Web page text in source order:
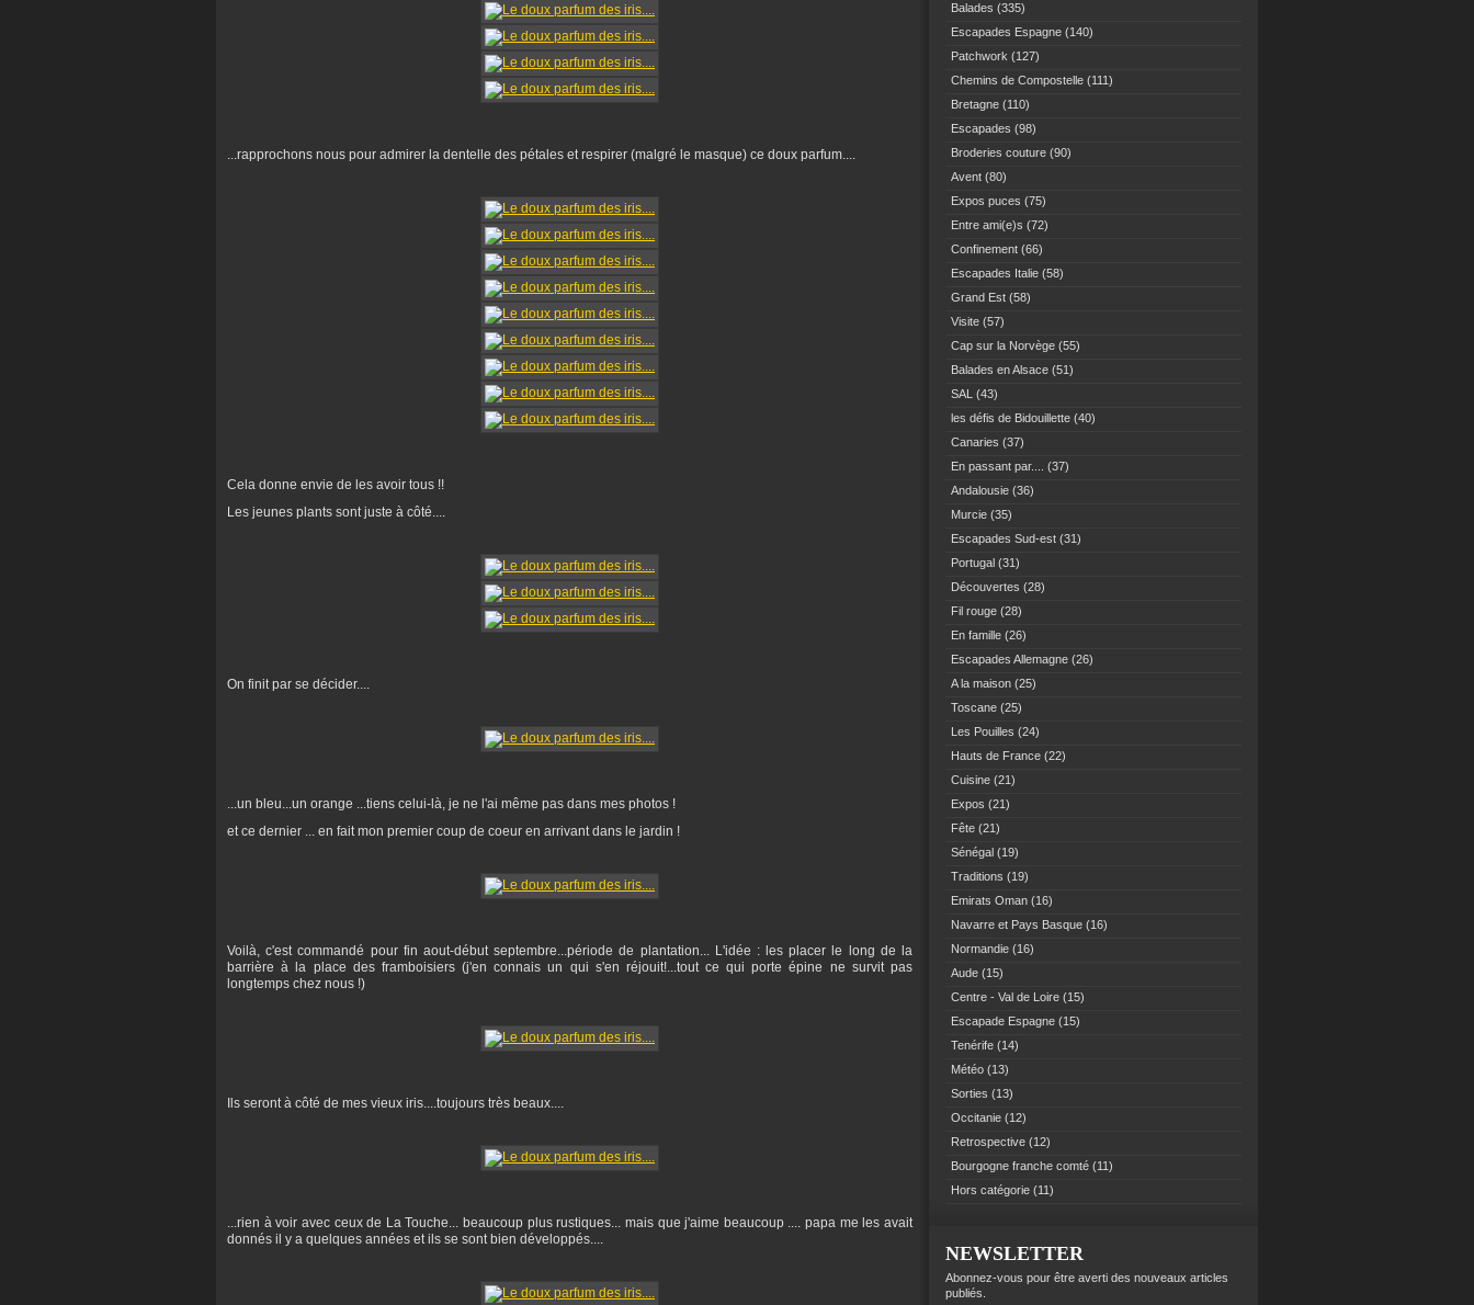
...rapprochons nous pour admirer la dentelle des pétales et respirer (malgré le masque) ce doux parfum....
Cela donne envie de les avoir tous !!
Les jeunes plants sont juste à côté....
On finit par se décider....
...un bleu...un orange ...tiens celui-là, je ne l'ai même pas dans mes photos !
et ce dernier ... en fait mon premier coup de coeur en arrivant dans le jardin !
Voilà, c'est commandé pour fin aout-début septembre...période de plantation... L'idée : les placer le long de la
barrière à la place des framboisiers (j'en connais un qui s'en réjouit!...tout ce qui porte épine ne survit pas
longtemps chez nous !)
Ils seront à côté de mes vieux iris....toujours très beaux....
...rien à voir avec ceux de La Touche... beaucoup plus rustiques... mais que j'aime beaucoup .... papa me les avait
donnés il y a quelques années et ils se sont bien développés....
Balades (335)
Escapades Espagne (140)
Patchwork (127)
Chemins de Compostelle (111)
Bretagne (110)
Escapades (98)
Broderies couture (90)
Avent (80)
Expos puces (75)
Entre ami(e)s (72)
Confinement (66)
Escapades Italie (58)
Grand Est (58)
Visite (57)
Cap sur la Norvège (55)
Balades en Alsace (51)
SAL (43)
les défis de Bidouillette (40)
Canaries (37)
En passant par....
(37)
Andalousie (36)
Murcie (35)
Escapades Sud-est (31)
Portugal (31)
Découvertes (28)
Fil rouge (28)
En famille (26)
Escapades Allemagne (26)
A la maison (25)
Toscane (25)
Les Pouilles (24)
Hauts de France (22)
Cuisine (21)
Expos (21)
Fête (21)
Sénégal (19)
Traditions (19)
Emirats Oman (16)
Navarre et Pays Basque (16)
Normandie (16)
Aude (15)
Centre - Val de Loire (15)
Escapade Espagne (15)
Tenérife (14)
Météo (13)
Sorties (13)
Occitanie (12)
Retrospective (12)
Bourgogne franche comté (11)
Hors catégorie (11)
NEWSLETTER
Abonnez-vous pour être averti des nouveaux articles
publiés.